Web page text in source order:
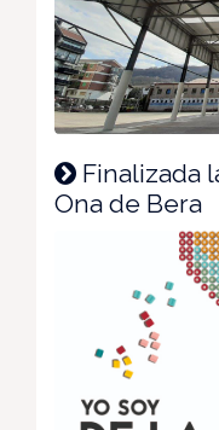
Finalizada
Ona de Bera